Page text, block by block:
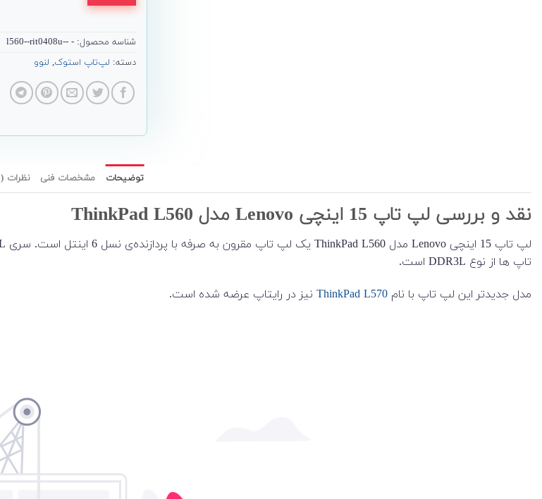
شناسه محصول: - --l560--rit0408u
دسته: لپ‌تاپ استوک, لنوو
توضیحات مشخصات فنی نظرات (3)
نقد و بررسی لپ تاپ 15 اینچی Lenovo مدل ThinkPad L560
تاپ ها از نوع DDR3L است.
مدل جدیدتر این لپ تاپ با نام ThinkPad L570 نیز در رایتاپ عرضه شده است.